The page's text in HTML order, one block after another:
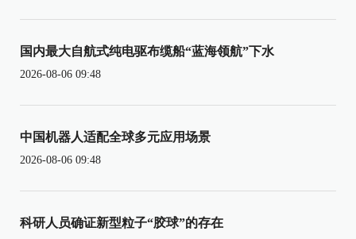
国内最大自航式纯电驱布缆船“蓝海领航”下水
2026-08-06 09:48
中国机器人适配全球多元应用场景
2026-08-06 09:48
科研人员确证新型粒子“胶球”的存在